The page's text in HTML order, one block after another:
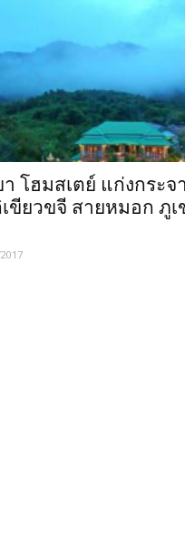
า โฮมสเตย์ แก่งกระ
ขียวขจี สายหมอก ภูเ